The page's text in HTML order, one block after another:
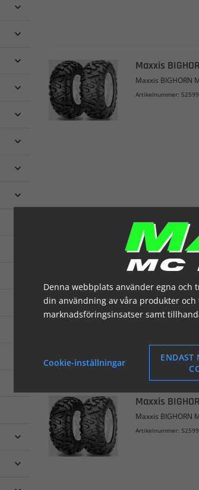










Maxxis
Maxxis BIGHORN
Artikelnummer:
Maxxis
Maxxis CEROS
Artikelnummer:
Maxxis
Maxxis
Maxxis BIGHORN
Artikelnummer:
Denna webbplats använder egna och
din användning av våra produkter
marknadsföringsinsatser samt
Cookie-inställningar
ENDAST